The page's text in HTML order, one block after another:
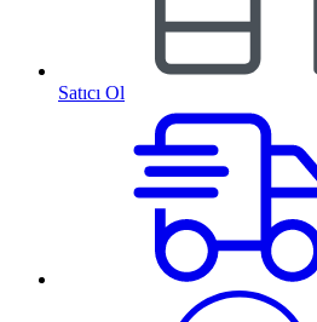
Satıcı Ol